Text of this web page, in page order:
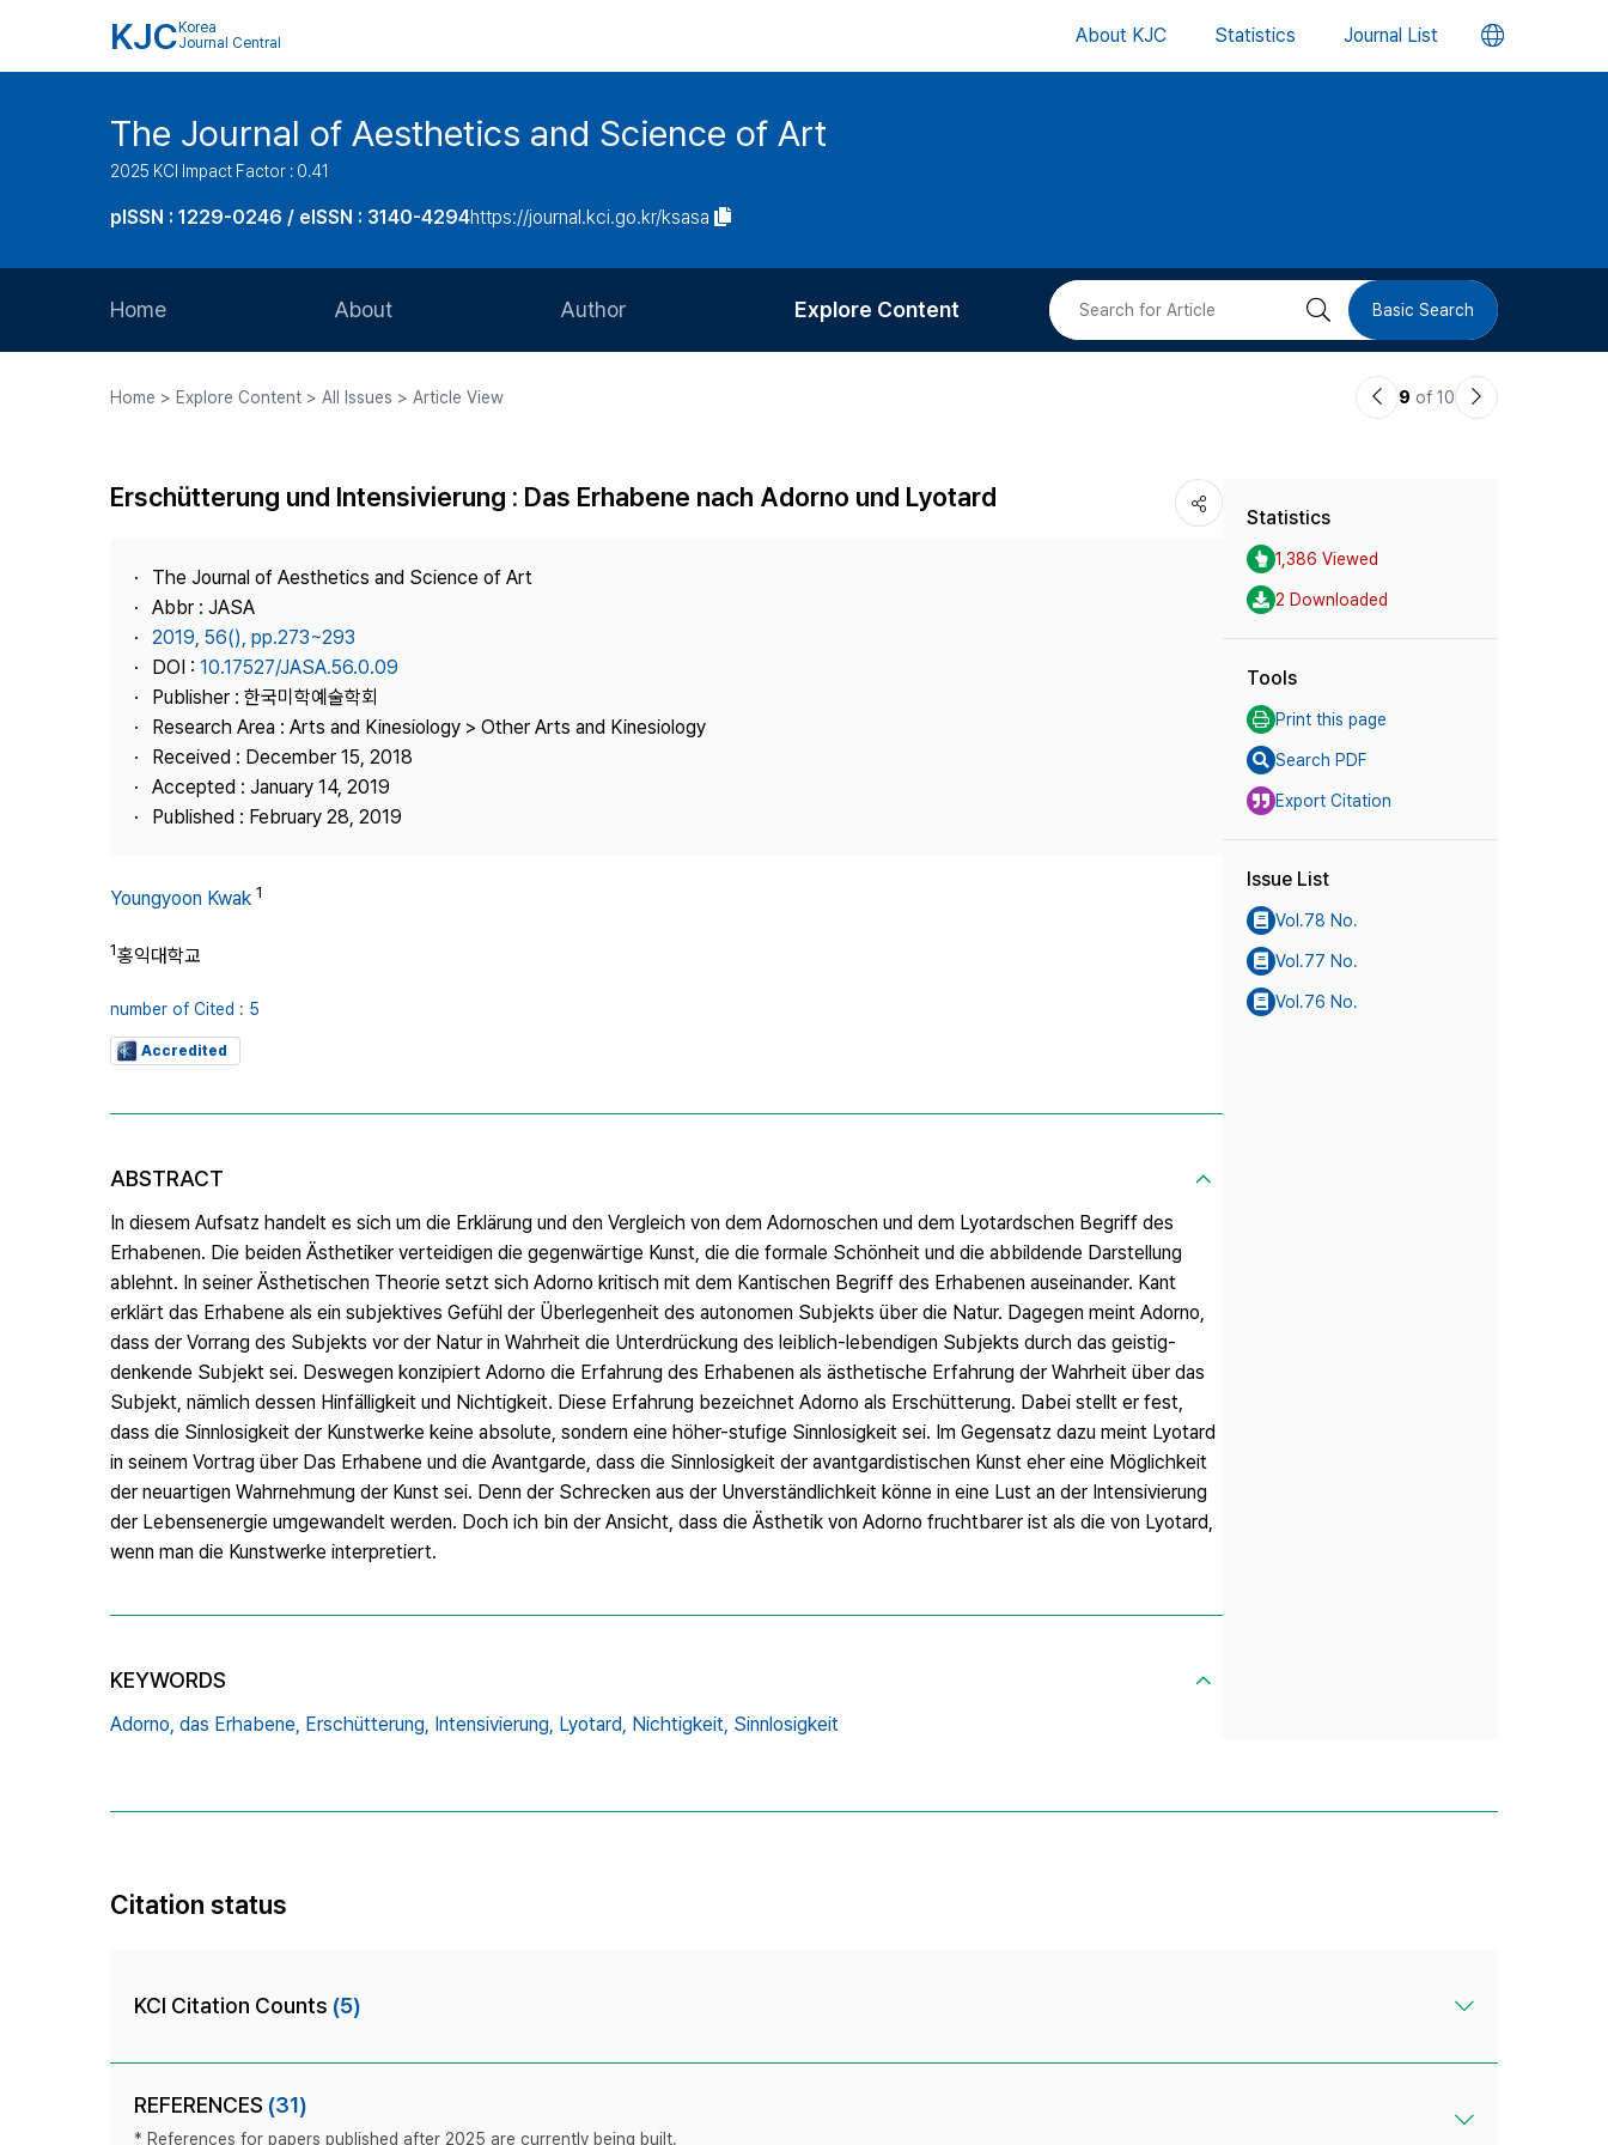
KJC Korea
Journal Central
About KJC Statistics Journal List 언
버
The Journal of Aesthetics and Science of Art
2025 KCI Impact Factor : 0.41
pISSN : 1229-0246 / eISSN : 3140-4294https://journal.kci.go.kr/ksasa
Home About
Journal Staff
Journal Information
Publisher
Contact Us
Author
Article Processing Charge
Explore Content
Most Cited
검 Basic Search
Home > Explore Content > All Issues > Article View
이9 of 10
다
Erschütterung und Intensivierung : Das Erhabene nach Adorno und Lyotard
The Journal of Aesthetics and Science of Art
Abbr : JASA
2019, 56(), pp.273~293
DOI : 10.17527/JASA.56.0.09
Publisher : 한국미학예술학회
Research Area : Arts and Kinesiology > Other Arts and Kinesiology
Received : December 15, 2018
Accepted : January 14, 2019
Published : February 28, 2019
Youngyoon Kwak 1
1홍익대학교
number of Cited : 5
Accredited
ABSTRACT
In diesem Aufsatz handelt es sich um die Erklärung und den Vergleich von dem Adornoschen und dem Lyotardschen Begriff des
Erhabenen. Die beiden Ästhetiker verteidigen die gegenwärtige Kunst, die die formale Schönheit und die abbildende Darstellung
ablehnt. In seiner Ästhetischen Theorie setzt sich Adorno kritisch mit dem Kantischen Begriff des Erhabenen auseinander. Kant
erklärt das Erhabene als ein subjektives Gefühl der Überlegenheit des autonomen Subjekts über die Natur. Dagegen meint Adorno,
dass der Vorrang des Subjekts vor der Natur in Wahrheit die Unterdrückung des leiblich-lebendigen Subjekts durch das geistig-
denkende Subjekt sei. Deswegen konzipiert Adorno die Erfahrung des Erhabenen als ästhetische Erfahrung der Wahrheit über das
Subjekt, nämlich dessen Hinfälligkeit und Nichtigkeit. Diese Erfahrung bezeichnet Adorno als Erschütterung. Dabei stellt er fest,
dass die Sinnlosigkeit der Kunstwerke keine absolute, sondern eine höher-stufige Sinnlosigkeit sei. Im Gegensatz dazu meint Lyotard
in seinem Vortrag über Das Erhabene und die Avantgarde, dass die Sinnlosigkeit der avantgardistischen Kunst eher eine Möglichkeit
der neuartigen Wahrnehmung der Kunst sei. Denn der Schrecken aus der Unverständlichkeit könne in eine Lust an der Intensivierung
der Lebensenergie umgewandelt werden. Doch ich bin der Ansicht, dass die Ästhetik von Adorno fruchtbarer ist als die von Lyotard,
wenn man die Kunstwerke interpretiert.
KEYWORDS
Adorno, das Erhabene, Erschütterung, Intensivierung, Lyotard, Nichtigkeit, Sinnlosigkeit
Statistics
1,386 Viewed
2 Downloaded
Tools
Print this page
Search PDF
Export Citation
Issue List
Vol.78 No.
Vol.77 No.
Vol.76 No.
Citation status
KCI Citation Counts (5)
REFERENCES (31)
* References for papers published after 2025 are currently being built.